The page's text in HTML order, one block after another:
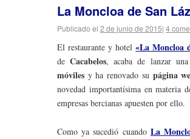
La Moncloa de San
Publicado el 2 de junio de 2015| 4
El restaurante y hotel«La Moncloa
deCacabelos, acaba de lanzar
móviles y ha renovado su página
novedad importantísima en materia
empresas bercianas apuesten por ello.
Como ya sucedió cuando La